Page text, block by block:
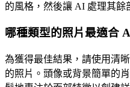
的風格，然後讓 AI 處理其餘
哪種類型的照片最適合
為獲得最佳結果，請使用清
的照片。頭像或背景簡單的